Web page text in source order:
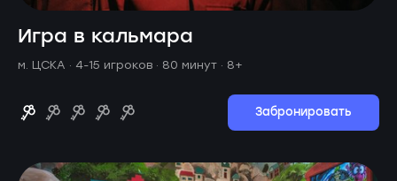
Игра в кальмара
м. ЦСКА · 4-15 игроков · 80 минут · 8+
Забронировать